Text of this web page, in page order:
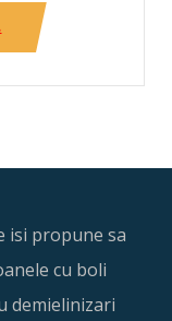
isi propune sa
cu boli
demielinizari